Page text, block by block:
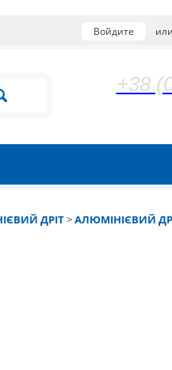
Войдите или
+38
ДРІТ>АЛЮМІНІЄВИЙ